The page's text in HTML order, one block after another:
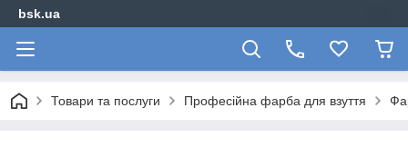
bsk.ua
Товари та послуги Професійна фарба для взуття